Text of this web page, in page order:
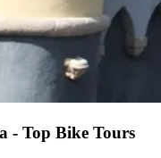
- Top Bike Tours